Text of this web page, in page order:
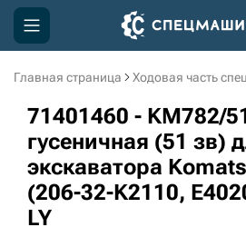
Главная страница Ходовая часть
71401460 - KM782/
гусеничная (51 зв)
экскаватора
(206-32-K2110,
LY
Компания
Акции
Доставка и оплата
Информация